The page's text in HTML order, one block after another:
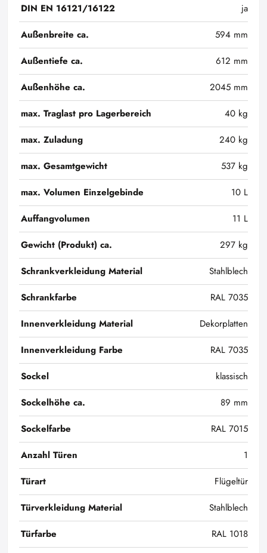
DIN EN 16121/16122
ja
Außenbreite ca.
594 mm
Außentiefe ca.
612 mm
Außenhöhe ca.
2045 mm
max. Traglast pro Lagerbereich
40 kg
max. Zuladung
240 kg
max. Gesamtgewicht
537 kg
max. Volumen Einzelgebinde
10 L
Auffangvolumen
11 L
Gewicht (Produkt) ca.
297 kg
Schrankverkleidung Material
Stahlblech
Schrankfarbe
RAL 7035
Innenverkleidung Material
Dekorplatten
Innenverkleidung Farbe
RAL 7035
Sockel
klassisch
Sockelhöhe ca.
89 mm
Sockelfarbe
RAL 7015
Anzahl Türen
1
Türart
Flügeltür
Türverkleidung Material
Stahlblech
Türfarbe
RAL 1018